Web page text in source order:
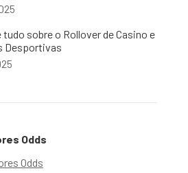
tudo sobre o Rollover de Casino e
Desportivas
Odds